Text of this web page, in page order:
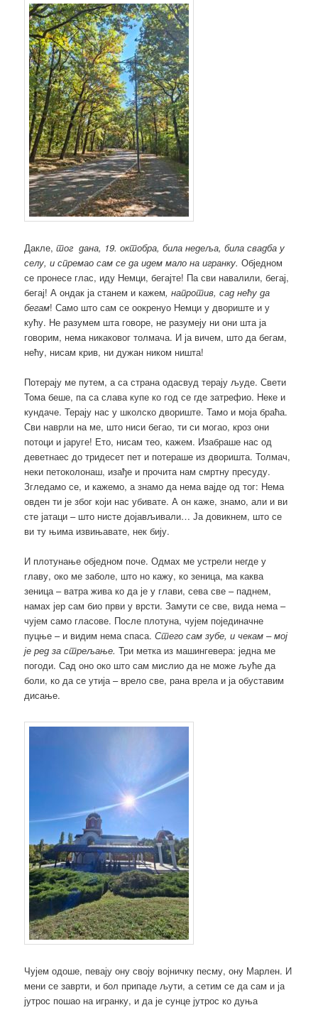
Дакле, тог дана, 19. октобра, била недеља, била свадба у
селу, и спремао сам се да идем мало на игранку. Обједном
се пронесе глас, иду Немци, бегајте! Па сви навалили, бегај,
бегај! А ондак ја станем и кажем, напротив, сад нећу да
бегам! Само што сам се оокренуо Немци у двориште и у
кућу. Не разумем шта говоре, не разумеју ни они шта ја
говорим, нема никаковог толмача. И ја вичем, што да бегам,
нећу, нисам крив, ни дужан ником ништа!
Потерају ме путем, а са страна одасвуд терају људе. Свети
Тома беше, па са слава купе ко год се где затрефио. Неке и
кундаче. Терају нас у школско двориште. Тамо и моја браћа.
Сви наврли на ме, што ниси бегао, ти си могао, кроз они
потоци и јаруге! Ето, нисам тео, кажем. Изабраше нас од
деветнаес до тридесет пет и потераше из дворишта. Толмач,
неки петоколонаш, изађе и прочита нам смртну пресуду.
Згледамо се, и кажемо, а знамо да нема вајде од тог: Нема
овден ти је због који нас убивате. А он каже, знамо, али и ви
сте јатаци – што нисте дојављивали… Ја довикнем, што се
ви ту њима извињавате, нек бију.
И плотунање обједном поче. Одмах ме устрели негде у
главу, око ме заболе, што но кажу, ко зеница, ма каква
зеница – ватра жива ко да је у глави, сева све – паднем,
намах јер сам био први у врсти. Замути се све, вида нема –
чујем само гласове. После плотуна, чујем појединачне
пуцње – и видим нема спаса.Стего сам зубе, и чекам – мој
је ред за стрељање.Три метка из машингевера: једна ме
погоди. Сад оно око што сам мислио да не може љуће да
боли, ко да се утија – врело све, рана врела и ја обуставим
дисање.
Чујем одоше, певају ону своју војничку песму, ону Марлен. И
мени се заврти, и бол припаде љути, а сетим се да сам и ја
јутрос пошао на игранку, и да је сунце јутрос ко дуња